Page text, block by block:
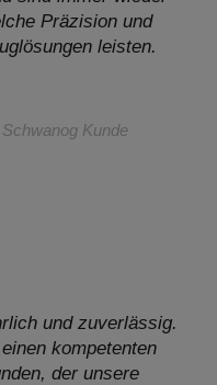
Kunde
Präzision und
leisten.
und zuverlässig.
kompetenten
der unsere